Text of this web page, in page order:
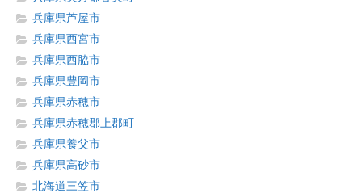
兵庫県芦屋市
兵庫県西宮市
兵庫県西脇市
兵庫県豊岡市
兵庫県赤穂市
兵庫県赤穂郡上郡町
兵庫県養父市
兵庫県高砂市
北海道三笠市